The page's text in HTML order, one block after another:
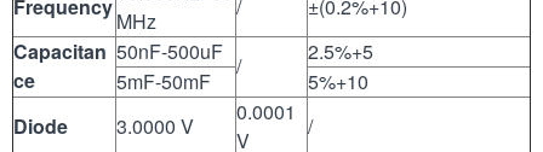
Frequency
MHz
/
±(0.2%+10)
Capacitan
ce
50nF-500uF
/
2.5%+5
5mF-50mF
5%+10
Diode
3.0000 V
0.0001
V
/